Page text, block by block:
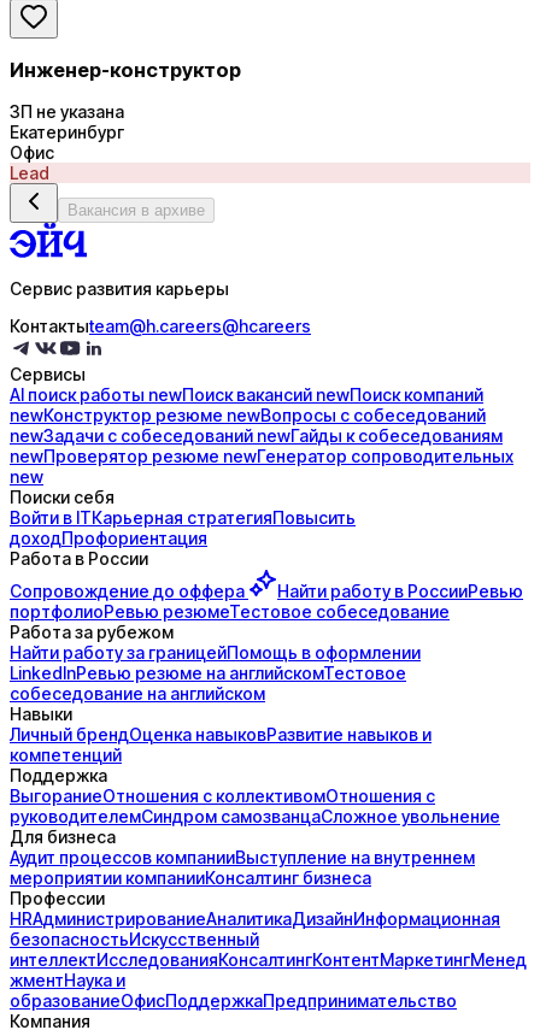
Инженер-конструктор
ЗП не указана
Екатеринбург
Офис
Lead
Вакансия в архиве
Сервис развития карьеры
Контактыteam@h.careers@hcareers
Сервисы
AI поискработы newПоисквакансий newПоисккомпаний
newКонструктор резюме newВопросы с собеседований
newЗадачи с собеседований newГайды ксобеседованиям
newПроверятор резюме newГенератор сопроводительных
new
Поиски себя
Войти в ITКарьерная стратегияПовысить
доходПрофориентация
Работа в России
Сопровождение до оффера Найти работу в РоссииРевью
портфолиоРевью резюмеТестовое собеседование
Работа за рубежом
Найти работу за границейПомощь в оформлении
LinkedInРевью резюме на английскомТестовое
собеседование на английском
Навыки
Личный брендОценка навыковРазвитие навыков и
компетенций
Поддержка
ВыгораниеОтношения с коллективомОтношения с
руководителемСиндром самозванцаСложное увольнение
Для бизнеса
Аудит процессов компанииВыступление на внутреннем
мероприятии компанииКонсалтинг бизнеса
Профессии
HRАдминистрированиеАналитикаДизайнИнформационная
безопасностьИскусственный
интеллектИсследованияКонсалтингКонтентМаркетингМенед
жментНаука и
образованиеОфисПоддержкаПредпринимательство
Компания